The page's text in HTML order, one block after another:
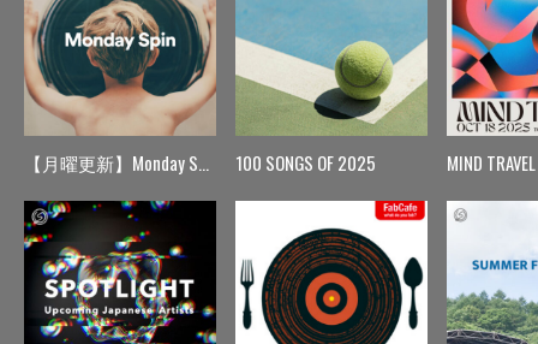
【月曜更新】Monday Spin 100 SONGS OF 2025 MIND TRAVEL